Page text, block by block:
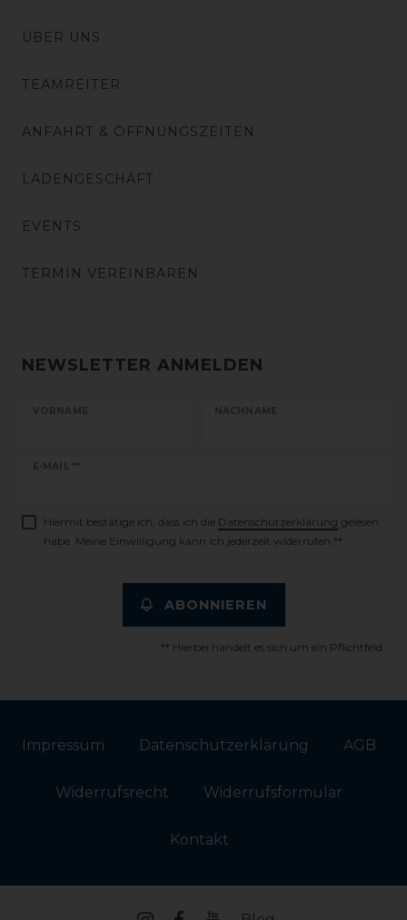
ÜBER UNS
TEAMREITER
ANFAHRT & ÖFFNUNGSZEITEN
LADENGESCHÄFT
EVENTS
TERMIN VEREINBAREN
NEWSLETTER ANMELDEN
VORNAME NACHNAME
E-MAIL **
Newsletter
Hiermit bestätige ich, dass ich die Daten­schutz­erklärung gelesen
habe. Meine Einwilligung kann ich jederzeit widerrufen.**
ABONNIEREN
** Hierbei handelt es sich um ein Pflichtfeld.
Impressum Daten­schutz­erklärung AGB
Widerrufs­recht Widerrufs­formular
Kontakt